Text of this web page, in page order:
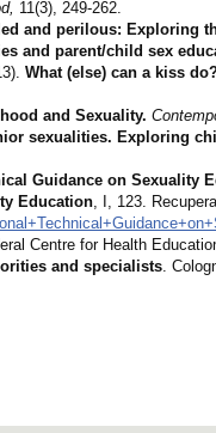
11(3), 249-262.
and perilous: Exploring
and parent/child sex
What (else) can a kiss
and Sexuality.
sexualities. Exploring
Guidance on Sexuality
Education, I, 123.
Centre for Health
and specialists.